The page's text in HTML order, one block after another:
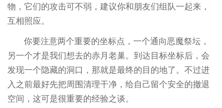
物，它们的攻击可不弱，建议你和朋友们组队一起来，
互相照应。
你要注意两个重要的坐标点，一个通向恶魔祭坛，
另一个才是我们想去的赤月老巢。到达目标坐标后，会
发现一个隐藏的洞口，那就是最终的目的地了。不过进
入之前最好先把周围清理干净，给自己留个安全的撤退
空间，这可是很重要的经验之谈。